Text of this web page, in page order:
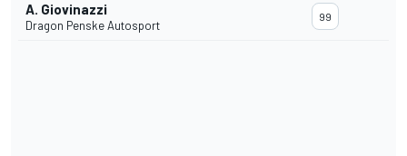
A. Giovinazzi
Dragon Penske Autosport
99